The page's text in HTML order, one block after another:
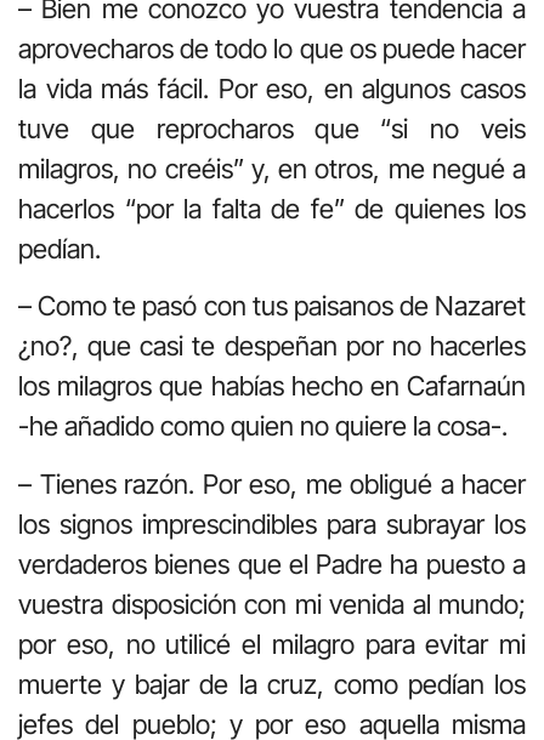
– Bien me conozco yo vuestra tendencia a
aprovecharos de todo lo que os puede hacer
la vida más fácil. Por eso, en algunos casos
tuve que reprocharos que “si no veis
milagros, no creéis” y, en otros, me negué a
hacerlos “por la falta de fe” de quienes los
pedían.
– Como te pasó con tus paisanos de Nazaret
¿no?, que casi te despeñan por no hacerles
los milagros que habías hecho en Cafarnaún
-he añadido como quien no quiere la cosa-.
– Tienes razón. Por eso, me obligué a hacer
los signos imprescindibles para subrayar los
verdaderos bienes que el Padre ha puesto a
vuestra disposición con mi venida al mundo;
por eso, no utilicé el milagro para evitar mi
muerte y bajar de la cruz, como pedían los
jefes del pueblo; y por eso aquella misma